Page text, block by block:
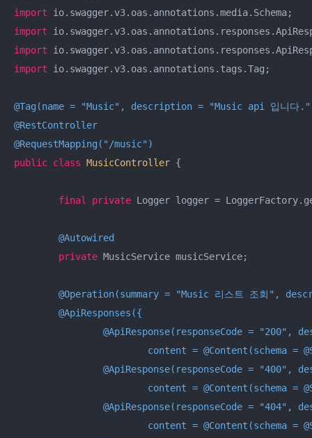
import
import
import
import io.swagger.v3.oas.annotations.tags.Tag;
@Tag(name = "Music", description = "Music api 입니다
@RestController
@RequestMapping("/music")
public class MusicController {
final private Logger logger =
@Autowired
private MusicService musicService;
@Operation(summary = "Music 리스트 조회",
@ApiResponses({